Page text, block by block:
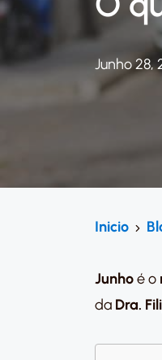
Junho 28,
Inicio
Junhoé o
da Dra.